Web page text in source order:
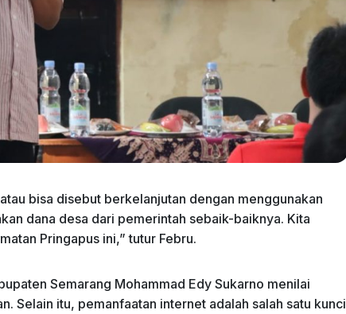
atau bisa disebut berkelanjutan dengan menggunakan
dana desa dari pemerintah sebaik-baiknya. Kita
Pringapus ini,” tutur Febru.
Semarang Mohammad Edy Sukarno menilai
Selain itu, pemanfaatan internet adalah salah satu kunci